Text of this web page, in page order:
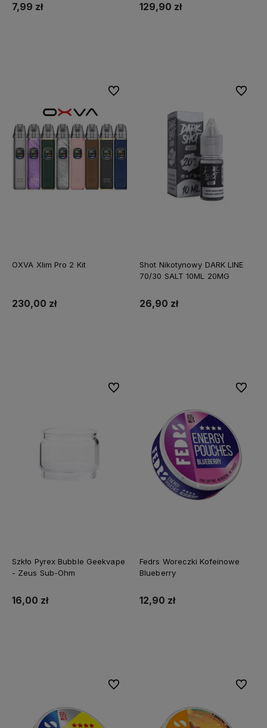
7,99 zł 129,90 zł
OXVA Xlim Pro 2 Kit
230,00 zł
Do ulubionych
Shot Nikotynowy DARK LINE
70/30 SALT 10ML 20MG
26,90 zł
Do
Szkło Pyrex Bubble Geekvape
- Zeus Sub-Ohm
16,00 zł
Do ulubionych
Fedrs Woreczki Kofeinowe
Blueberry
12,90 zł
Do
Do ulubionych Do